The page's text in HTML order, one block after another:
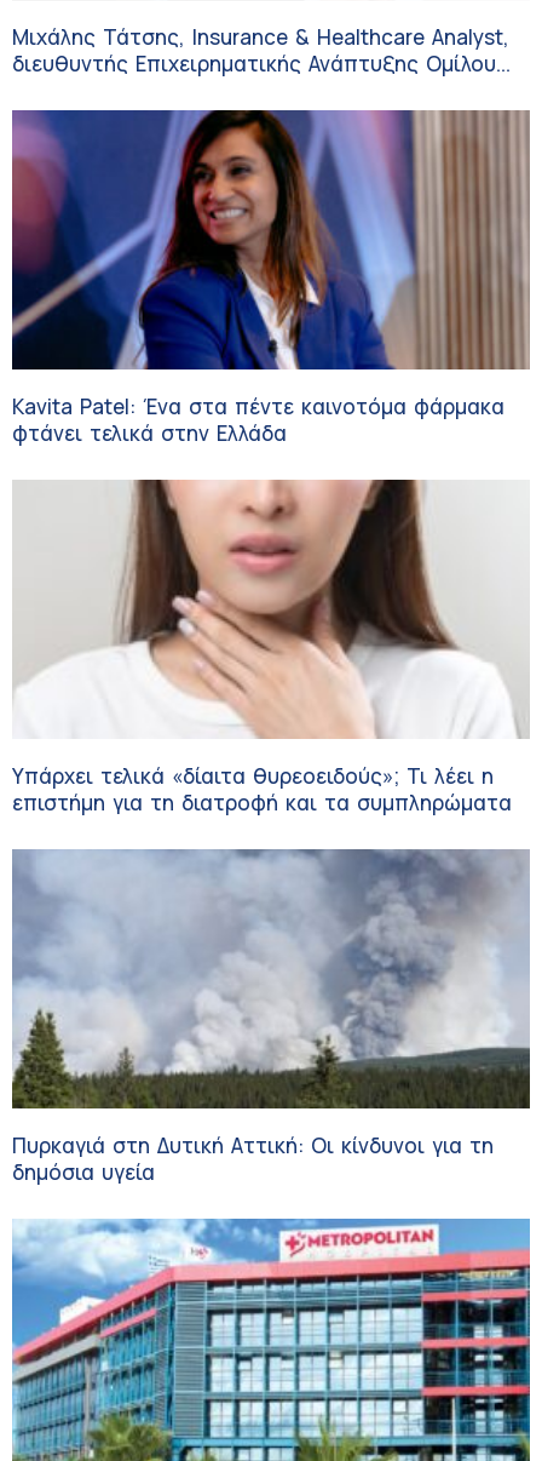
Μιχάλης Τάτσης, Insurance & Healthcare Analyst,
διευθυντής Επιχειρηματικής Ανάπτυξης Ομίλου
Kavita Patel: Ένα στα πέντε καινοτόμα φάρμακα
φτάνει τελικά στην Ελλάδα
Υπάρχει τελικά «δίαιτα θυρεοειδούς»; Τι λέει η
επιστήμη για τη διατροφή και τα συμπληρώματα
Πυρκαγιά στη Δυτική Αττική: Οι κίνδυνοι για τη
δημόσια υγεία